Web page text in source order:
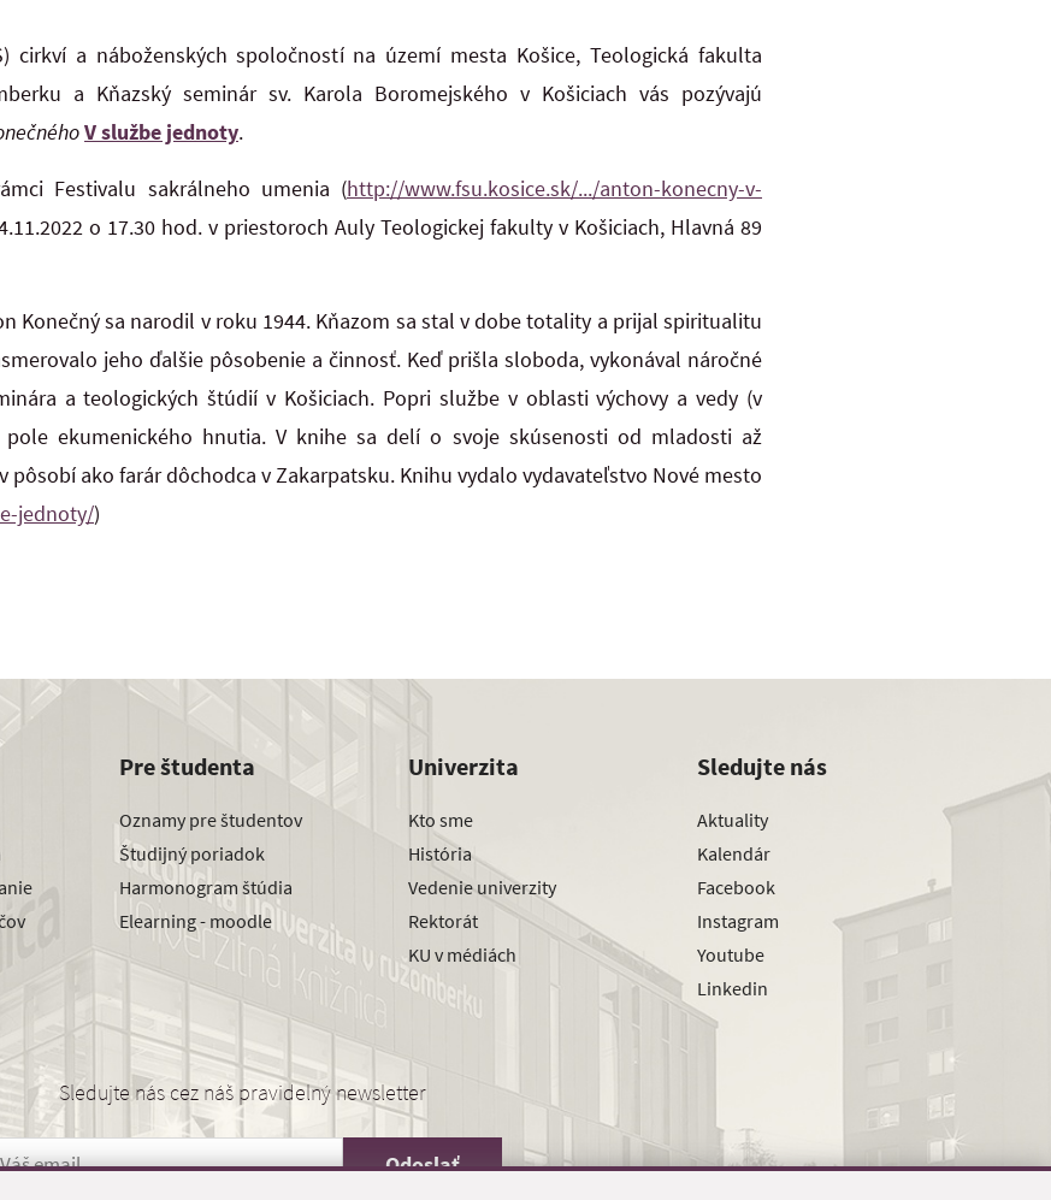
cirkví a náboženských spoločností na území mesta Košice, Teologická fakulta
a Kňazský seminár sv. Karola Boromejského v Košiciach vás pozývajú
V službe jednoty.
Festivalu sakrálneho umenia (http://www.fsu.kosice.sk/.../anton-konecny-v-
o 17.30 hod. v priestoroch Auly Teologickej fakulty v Košiciach, Hlavná 89
Konečný sa narodil v roku 1944. Kňazom sa stal v dobe totality a prijal spiritualitu
jeho ďalšie pôsobenie a činnosť. Keď prišla sloboda, vykonával náročné
a teologických štúdií v Košiciach. Popri službe v oblasti výchovy a vedy (v
ekumenického hnutia. V knihe sa delí o svoje skúsenosti od mladosti až
pôsobí ako farár dôchodca v Zakarpatsku. Knihu vydalo vydavateľstvo Nové mesto
jednoty/)
Pre študenta
Oznamy pre študentov
Študijný poriadok
Harmonogram štúdia
Elearning - moodle
Univerzita
Kto sme
História
Vedenie univerzity
Rektorát
KU v médiách
Sledujte nás
Aktuality
Kalendár
Facebook
Instagram
Youtube
Linkedin
Sledujte nás cez náš pravidelný newsletter
Odoslať